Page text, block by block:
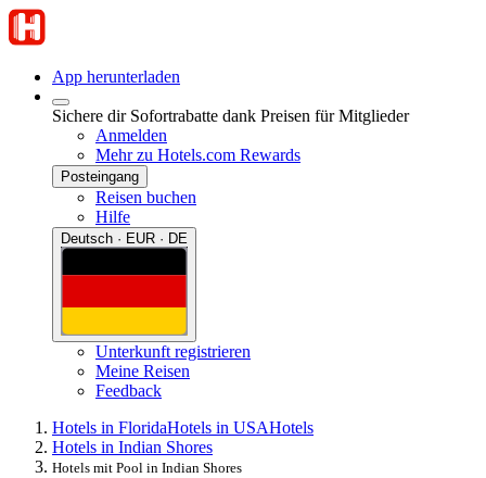
App herunterladen
Sichere dir Sofortrabatte dank Preisen für Mitglieder
Anmelden
Mehr zu Hotels.com Rewards
Posteingang
Reisen buchen
Hilfe
Deutsch · EUR · DE
Unterkunft registrieren
Meine Reisen
Feedback
Hotels in FloridaHotels in USAHotels
Hotels in Indian Shores
Hotels mit Pool in Indian Shores